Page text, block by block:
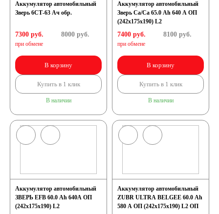
Аккумулятор автомобильный
Зверь 6СТ-63 Ач обр.
7300 руб.
при обмене
8000руб.
В корзину
Купить в 1 клик
В наличии
Аккумулятор автомобильный
Зверь Са/Са 65.0 Ah 640 А ОП
(242x175x190) L2
7400 руб.
при обмене
8100руб.
В корзину
Купить в 1 клик
В наличии
Аккумулятор автомобильный
ЗВЕРЬ EFB 60.0 Ah 640А ОП
(242x175x190) L2
Аккумулятор автомобильный
ZUBR ULTRA BELGEE 60.0 Ah
580 A ОП (242x175x190) L2 ОП